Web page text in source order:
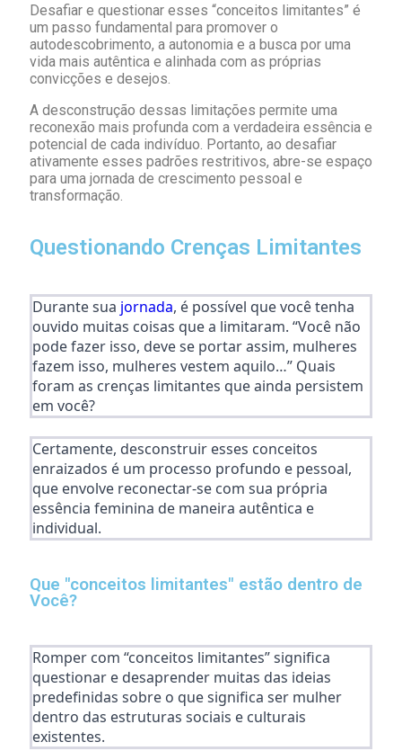
Desafiar e questionar esses “conceitos limitantes” é
um passo fundamental para promover o
autodescobrimento, a autonomia e a busca por uma
vida mais autêntica e alinhada com as próprias
convicções e desejos.
A desconstrução dessas limitações permite uma
reconexão mais profunda com a verdadeira essência e
potencial de cada indivíduo. Portanto, ao desafiar
ativamente esses padrões restritivos, abre-se espaço
para uma jornada de crescimento pessoal e
transformação.
Questionando Crenças Limitantes
Durante sua jornada, é possível que você tenha
ouvido muitas coisas que a limitaram. “Você não
pode fazer isso, deve se portar assim, mulheres
fazem isso, mulheres vestem aquilo…” Quais
foram as crenças limitantes que ainda persistem
em você?
Certamente, desconstruir esses conceitos
enraizados é um processo profundo e pessoal,
que envolve reconectar-se com sua própria
essência feminina de maneira autêntica e
individual.
Que "conceitos limitantes" estão dentro de
Você?
Romper com “conceitos limitantes” significa
questionar e desaprender muitas das ideias
predefinidas sobre o que significa ser mulher
dentro das estruturas sociais e culturais
existentes.